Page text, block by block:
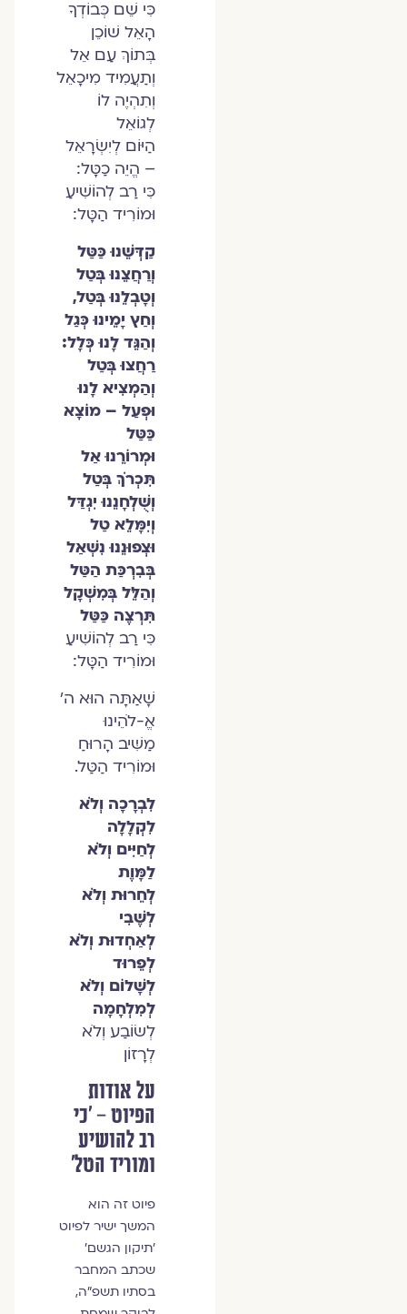
כִּי שֵׁם כְּבוֹדְךָ
הָאֵל שׁוֹכֵן
בְּתוֹךְ עַם אֵל
וְתַעֲמִיד מִיכָאֵל
וְתִהְיֶה לוֹ
לְגוֹאֵל
הַיּוֹם לְיִשְׂרָאֵל
– הֱיֵה כַטָּל:
כִּי רַב לְהוֹשִׁיעַ
וּמוֹרִיד הַטָּל:
קַדְּשֵׁנוּ כַּטַּל
וְרַחֲצֵנוּ בְּטַל
וְטָבְלֵנוּ בְּטַל,
וְחַץ יָמֵינוּ כְּגַל
וְהַגֵּד לָנוּ כְּלָל:
רַחֲצוּ בְּטַל
וְהַמְצִיא לָנוּ
וּפְעַל – מוֹצָא
כַּטַּל
וּמְרוֹרֵנוּ אַל
תִּכְרֹךְ בְּטַל
וְשֻׁלְחָנֵנוּ יִגְדַּל
וְיִמָּלֵא טַל
וּצְפוּנֵנוּ נִשְׁאַל
בְּבִרְכַּת הַטַּל
וְהַלֵּל בְּמִשְׁקָל
תִּרְצֶה כַּטַּל
כִּי רַב לְהוֹשִׁיעַ
וּמוֹרִיד הַטָּל:
שָׁאַתָּה הוּא ה׳
אֱ-לֹהֵינוּ
מַשִּׁיב הָרוּחַ
וּמוֹרִיד הַטַּל.
לִבְרָכָה וְלֹא
לִקְלָלָה
לְחַיִּים וְלֹא
לַמָּוֶת
לְחֵרוּת וְלֹא
לְשֶׁבִי
לְאַחְדוּת וְלֹא
לְפֵרוּד
לְשָׁלוֹם וְלֹא
לְמִלְחָמָה
לְשׂוֹבַע וְלֹא
לְרָזוֹן
על אודות
הפיוט – 'כי
רב להושיע
ומוריד הטל'
פיוט זה הוא
המשך ישיר לפיוט
'תיקון הגשם'
שכתב המחבר
בסתיו תשפ"ה,